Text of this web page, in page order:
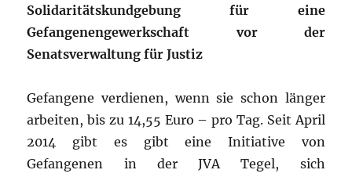
Solidaritätskundgebung für eine
Gefangenengewerkschaft vor der
Senatsverwaltung für Justiz
Gefangene verdienen, wenn sie schon länger
arbeiten, bis zu 14,55 Euro – pro Tag. Seit April
2014 gibt es gibt eine Initiative von
Gefangenen in der JVA Tegel, sich